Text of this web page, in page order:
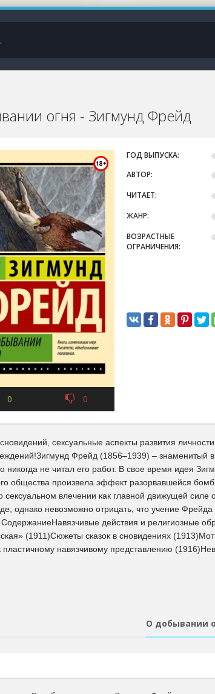
огня - Зигмунд Фрейд
0 0
ГОД ВЫПУСКА:
АВТОР:
ЧИТАЕТ:
ЖАНР:
ВОЗРАСТНЫЕ
ОГРАНИЧЕНИЯ:
сексуальные аспекты развития
Фрейд (1856–1939) – знаменитый
никогда не читал его работ. В свое время идея
общества произвела эффект разорвавшейся
сексуальном влечении как главной движущей
однако невозможно отрицать, что учение
СодержаниеНавязчивые действия и религиозные
(1911)Сюжеты сказок в сновидениях
пластичному навязчивому представлению
О добывании